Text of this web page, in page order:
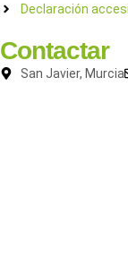
Declaración
Contactar
San Javier, Murcia